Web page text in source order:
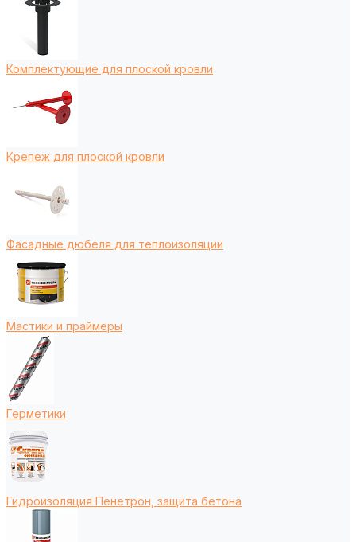
Комплектующие для плоской кровли
Крепеж для плоской кровли
Фасадные дюбеля для теплоизоляции
Мастики и праймеры
Герметики
Гидроизоляция Пенетрон, защита бетона